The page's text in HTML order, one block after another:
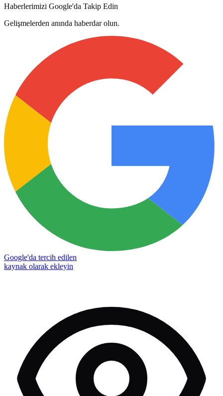
Haberlerimizi Google'da Takip Edin
Gelişmelerden anında haberdar olun.
Google'da tercih edilen
kaynak olarak ekleyin